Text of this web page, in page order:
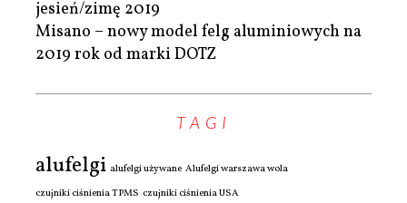
jesień/zimę 2019
Misano – nowy model felg aluminiowych na
2019 rok od marki DOTZ
TAGI
alufelgi alufelgi używane Alufelgi warszawa wola
czujniki ciśnienia TPMS czujniki ciśnienia USA